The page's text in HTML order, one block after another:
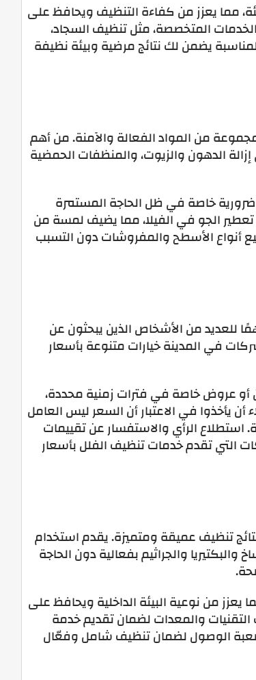
مما يعزز من كفاءة التنظيف ويحافظ على
المتخصصة، مثل تنظيف السجاد،
يضمن لك نتائج مرضية وبيئة نظيفة
من المواد الفعالة والآمنة. من أهم
الدهون والزيوت، والمنظفات الحمضية
خاصة في ظل الحاجة المستمرة
تعطير الجو في الفيلا، مما يضيف لمسة من
أنواع الأسطح والمفروشات دون التسبب
للعديد من الأشخاص الذين يبحثون عن
في المدينة خيارات متنوعة بأسعار
أو عروض خاصة في فترات زمنية محددة،
يأخذوا في الاعتبار أن السعر ليس العامل
استطلاع الرأي والاستفسار عن تقييمات
التي تقدم خدمات تنظيف الفلل بأسعار
تنظيف عميقة ومتميزة. يقدم استخدام
والبكتيريا والجراثيم بفعالية دون الحاجة
يعزز من نوعية البيئة الداخلية ويحافظ على
والمعدات لضمان تقديم خدمة
الوصول لضمان تنظيف شامل وفعّال